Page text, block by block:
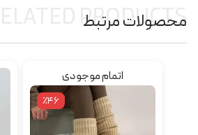
محصولات مرتبط
RELATED PRODUCTS
اتمام موجودی
٪46